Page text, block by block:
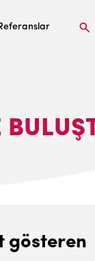
gösteren